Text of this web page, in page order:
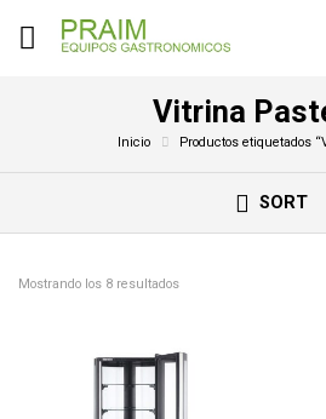
Vitrina
Inicio Productos etiquetados
SORT
Mostrando los 8 resultados